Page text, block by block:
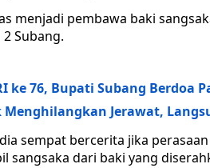
menjadi pembawa baki
2 Subang.
ke 76, Bupati Subang Berdoa
Menghilangkan Jerawat,
sempat bercerita jika
sangsaka dari baki yang